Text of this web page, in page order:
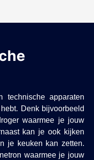
apparaten
Denk bijvoorbeeld
waarmee je jouw
kan je ook kijken
je keuken kan zetten.
waarmee je jouw